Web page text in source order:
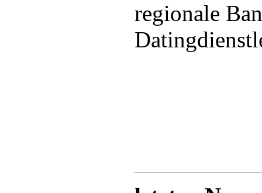
regionale